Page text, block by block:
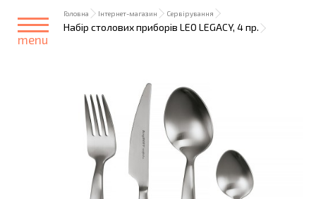
menu
Головна Інтернет-магазин Сервірування
Набір столових приборів LEO LEGACY, 4 пр.